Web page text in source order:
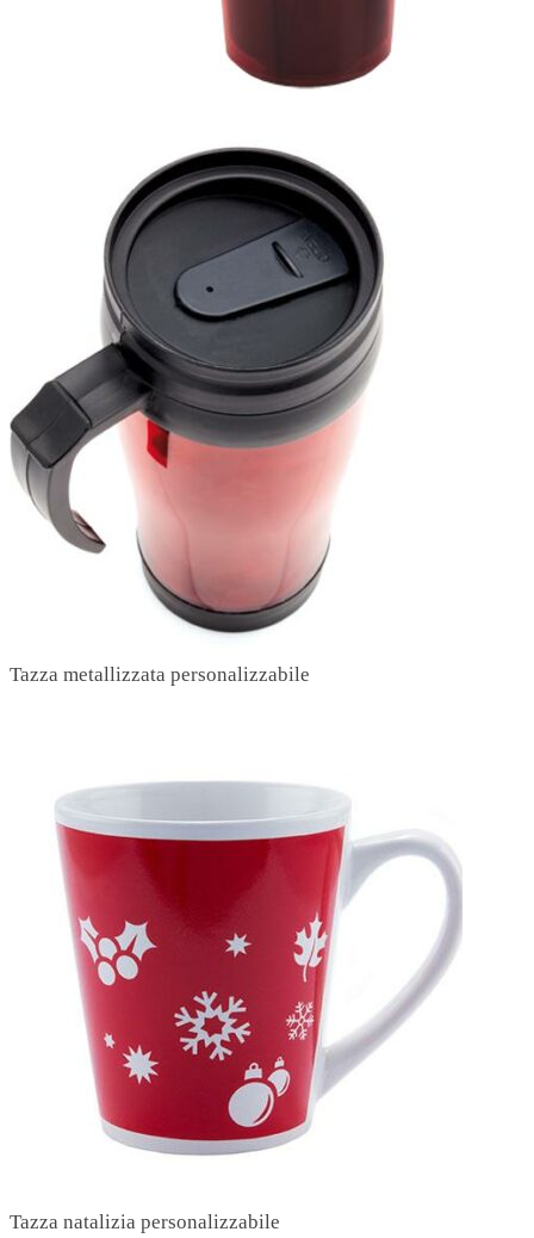
Tazza metallizzata personalizzabile
Tazza natalizia personalizzabile